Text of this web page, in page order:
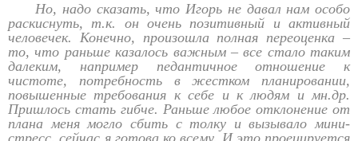
Но, надо сказать, что Игорь не давал нам особо
раскиснуть, т.к. он очень позитивный и активный
человечек. Конечно, произошла полная переоценка –
то, что раньше казалось важным – все стало таким
далеким, например педантичное отношение к
чистоте, потребность в жестком планировании,
повышенные требования к себе и к людям и мн.др.
Пришлось стать гибче. Раньше любое отклонение от
плана меня могло сбить с толку и вызывало мини-
стресс, сейчас я готова ко всему. И это проецируется